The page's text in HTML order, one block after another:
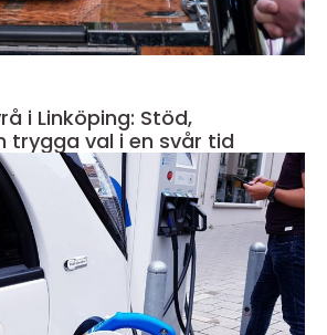
i Linköping: Stöd,
trygga val i en svår tid